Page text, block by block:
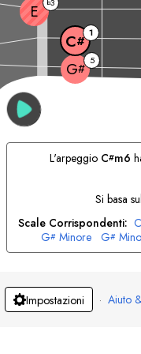
G# 5
C# 1
E
L'arpeggio C#m6
Si basa
Scale Corrispondenti: C
G# Minore G#
Impostazioni · Aiuto